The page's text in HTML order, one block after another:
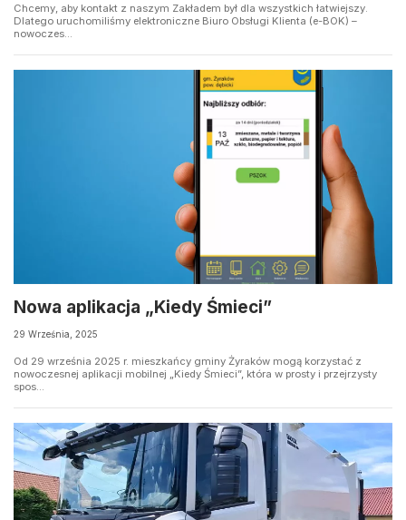
Chcemy, aby kontakt z naszym Zakładem był dla wszystkich łatwiejszy.
Dlatego uruchomiliśmy elektroniczne Biuro Obsługi Klienta (e-BOK) –
nowoczes...
Nowa aplikacja „Kiedy Śmieci”
29 Września, 2025
Od 29 września 2025 r. mieszkańcy gminy Żyraków mogą korzystać z
nowoczesnej aplikacji mobilnej „Kiedy Śmieci”, która w prosty i przejrzysty
spos...